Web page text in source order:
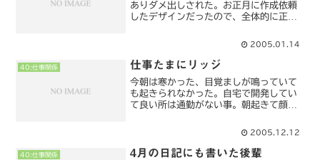
ありダメ出しされた。お正月に作成依頼
したデザインだったので、全体的に正月
変更依頼をデザイナーにし、なんとかデ
る会社は暇な時期で、今...
2005.01.14
40:仕事関係 仕事たまにリッジ
今朝は寒かった、目覚ましが鳴っていて
も起きられなかった。自宅で開発してい
て良い所は通勤がない事。朝起きて顔洗
来る。8時30分に起きれば9時には仕事
に入ることが出来る。火曜日中に仕上げ
なければいけない仕事を...
2005.12.12
40:仕事関係 4月の日記にも書いた後輩